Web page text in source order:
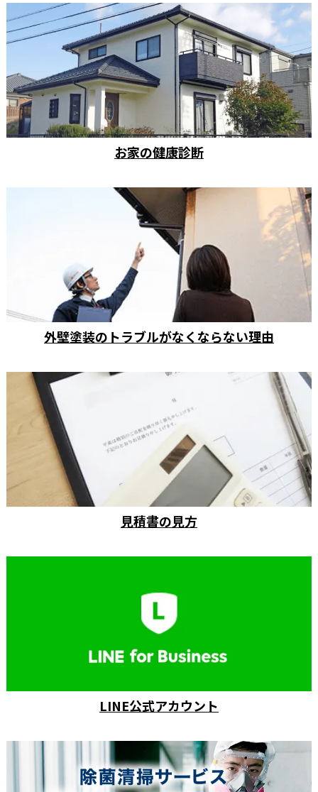
お家の健康診断
外壁塗装のトラブルがなくならない理由
見積書の見方
LINE公式アカウント